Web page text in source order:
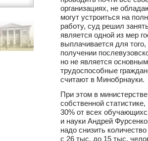
организациях, не
могут устроиться на
работу, суд решил
является одной из мер
выплачивается для
получении
но не является
трудоспособные
считают в Минобрнауки.
При этом в
собственной
30% от всех
и науки Андрей
надо снизить
с 26 тыс. до 15 тыс.